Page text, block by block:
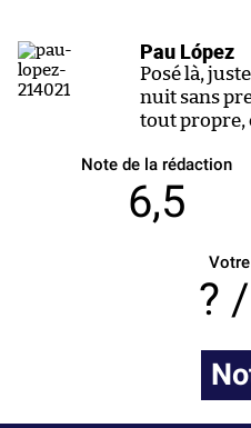
Pau López
Posé là,
nuit sans
tout propre,
Note de la rédaction
6,5